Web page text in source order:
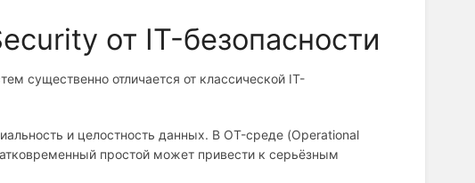
от IT-безопасности
существенно отличается от классической IT-
и целостность данных. В OT-среде (Operational
простой может привести к серьёзным